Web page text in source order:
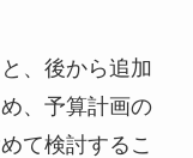
、後から追加
、予算計画の
て検討するこ